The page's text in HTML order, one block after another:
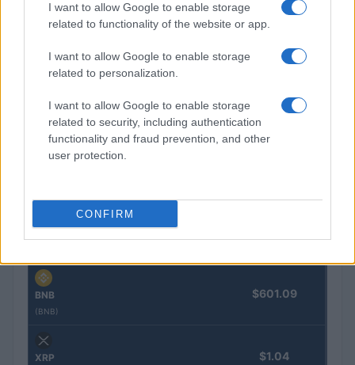
I want to allow Google to enable storage
related to functionality of the website or app.
I want to allow Google to enable storage
related to personalization.
I want to allow Google to enable storage
related to security, including authentication
functionality and fraud prevention, and other
user protection.
CONFIRM
Diego Martín · 8 Ago 2026
Nombre Precio
BNB
(BNB)
$601.09
XRP $1.04